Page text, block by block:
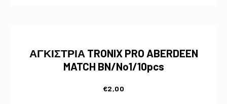
ΑΓΚΙΣΤΡΙΑ TRONIX PRO ABERDEEN
MATCH BN/No1/10pcs
€2,00